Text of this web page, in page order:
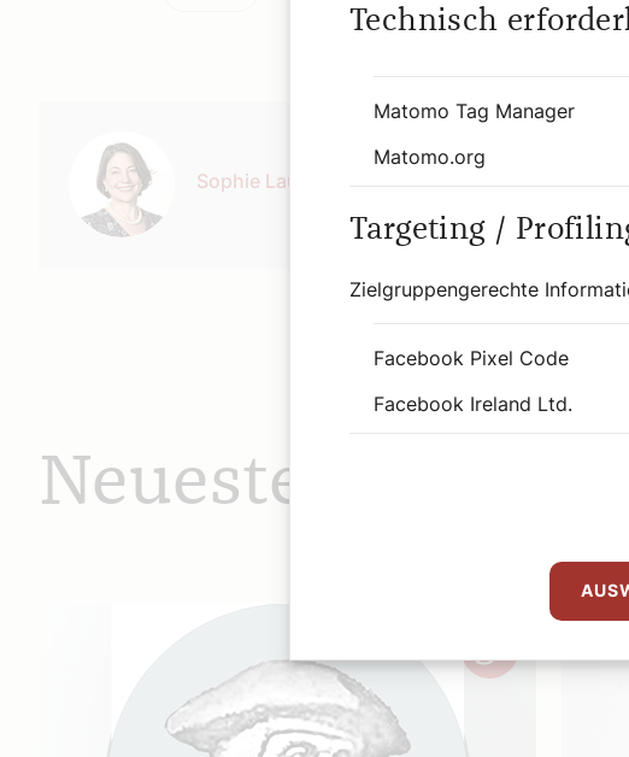
Sophie Lauringer
Neueste Beiträge
Technisch
Matomo Tag Manager
Matomo.org
Targeting /
Zielgruppengerechte
Facebook Pixel Code
Facebook Ireland Ltd.